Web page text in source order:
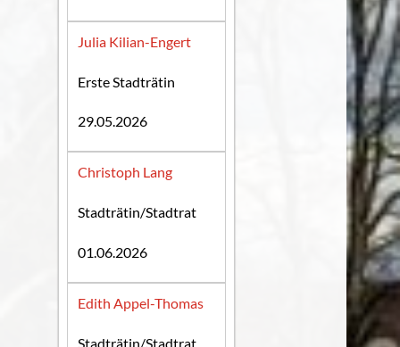
Julia Kilian-Engert
Erste Stadträtin
29.05.2026
Christoph Lang
Stadträtin/Stadtrat
01.06.2026
Edith Appel-Thomas
Stadträtin/Stadtrat